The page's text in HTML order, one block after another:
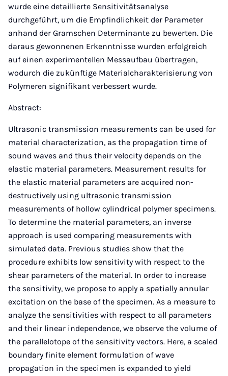
wurde eine detaillierte Sensitivitätsanalyse
durchgeführt, um die Empfindlichkeit der Parameter
anhand der Gramschen Determinante zu bewerten. Die
daraus gewonnenen Erkenntnisse wurden erfolgreich
auf einen experimentellen Messaufbau übertragen,
wodurch die zukünftige Materialcharakterisierung von
Polymeren signifikant verbessert wurde.
Abstract:
Ultrasonic transmission measurements can be used for
material characterization, as the propagation time of
sound waves and thus their velocity depends on the
elastic material parameters. Measurement results for
the elastic material parameters are acquired non-
destructively using ultrasonic transmission
measurements of hollow cylindrical polymer specimens.
To determine the material parameters, an inverse
approach is used comparing measurements with
simulated data. Previous studies show that the
procedure exhibits low sensitivity with respect to the
shear parameters of the material. In order to increase
the sensitivity, we propose to apply a spatially annular
excitation on the base of the specimen. As a measure to
analyze the sensitivities with respect to all parameters
and their linear independence, we observe the volume of
the parallelotope of the sensitivity vectors. Here, a scaled
boundary finite element formulation of wave
propagation in the specimen is expanded to yield